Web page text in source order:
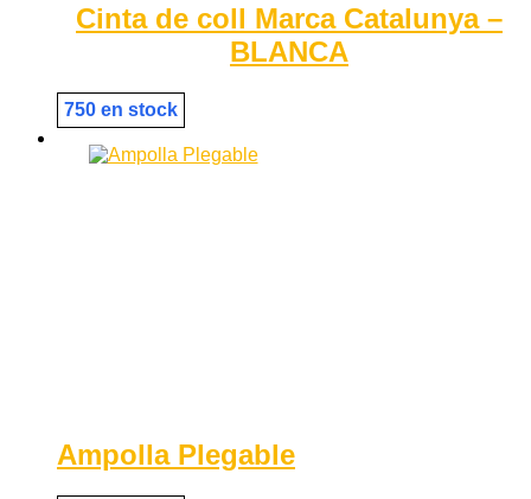
Cinta de coll Marca Catalunya –
BLANCA
750 en stock
Ampolla Plegable